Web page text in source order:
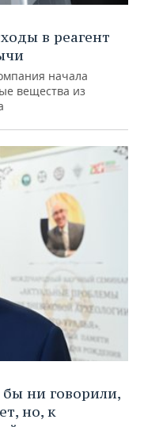
в реагент
начала
вещества из
ни говорили,
но, к